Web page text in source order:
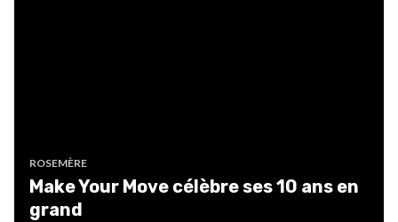
ROSEMÈRE
Make Your Move célèbre ses 10 ans en
grand